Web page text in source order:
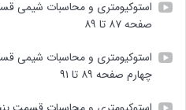
استوکیومتری و محاسبات شیمی
صفحه ۸۷ تا ۸۹
استوکیومتری و محاسبات شیمی
چهارم صفحه ۸۹ تا ۹۱